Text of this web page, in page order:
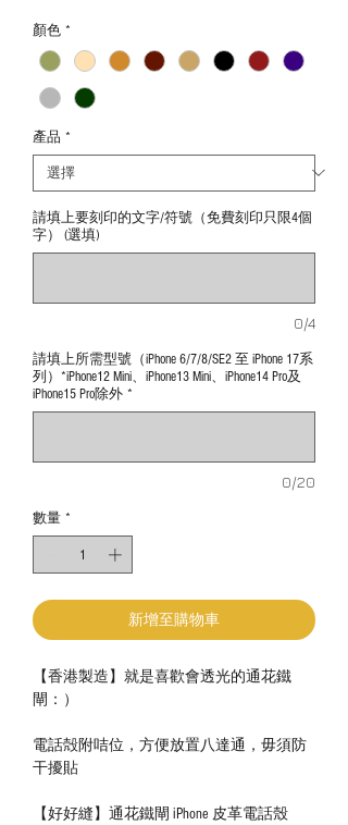
顏色 *
產品 *
請填上要刻印的文字/符號（免費刻印只限4個
字） (選填)
0/4
請填上所需型號（iPhone 6/7/8/SE2 至 iPhone 17系
列）*iPhone12 Mini、iPhone13 Mini、iPhone14 Pro及
iPhone15 Pro除外 *
0/20
數量 *
新增至購物車
【香港製造】就是喜歡會透光的通花鐵
閘：）
電話殻附咭位，方便放置八達通，毋須防
干擾貼
【好好縫】通花鐵閘 iPhone 皮革電話殼